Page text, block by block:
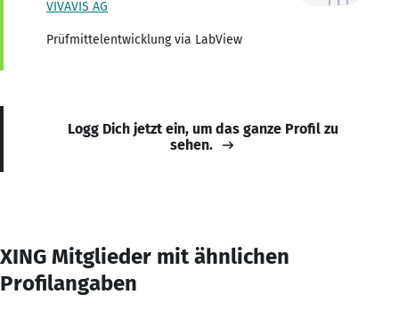
VIVAVIS AG
Prüfmittelentwicklung via LabView
Logg Dich jetzt ein, um das ganze Profil zu
sehen.
XING Mitglieder mit ähnlichen
Profilangaben